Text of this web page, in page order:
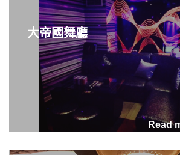
大帝國舞廳
Read
2026-07-31
從機車行學徒到酒店公關：
以前聽引擎的聲音，現在學